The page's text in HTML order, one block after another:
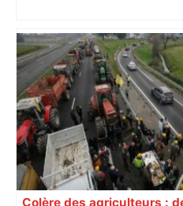
Augustins
Colère des agriculteurs :